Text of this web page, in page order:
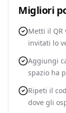
Migliori
Metti il QR
invitati lo
Aggiungi
spazio ha
Ripeti il
dove gli